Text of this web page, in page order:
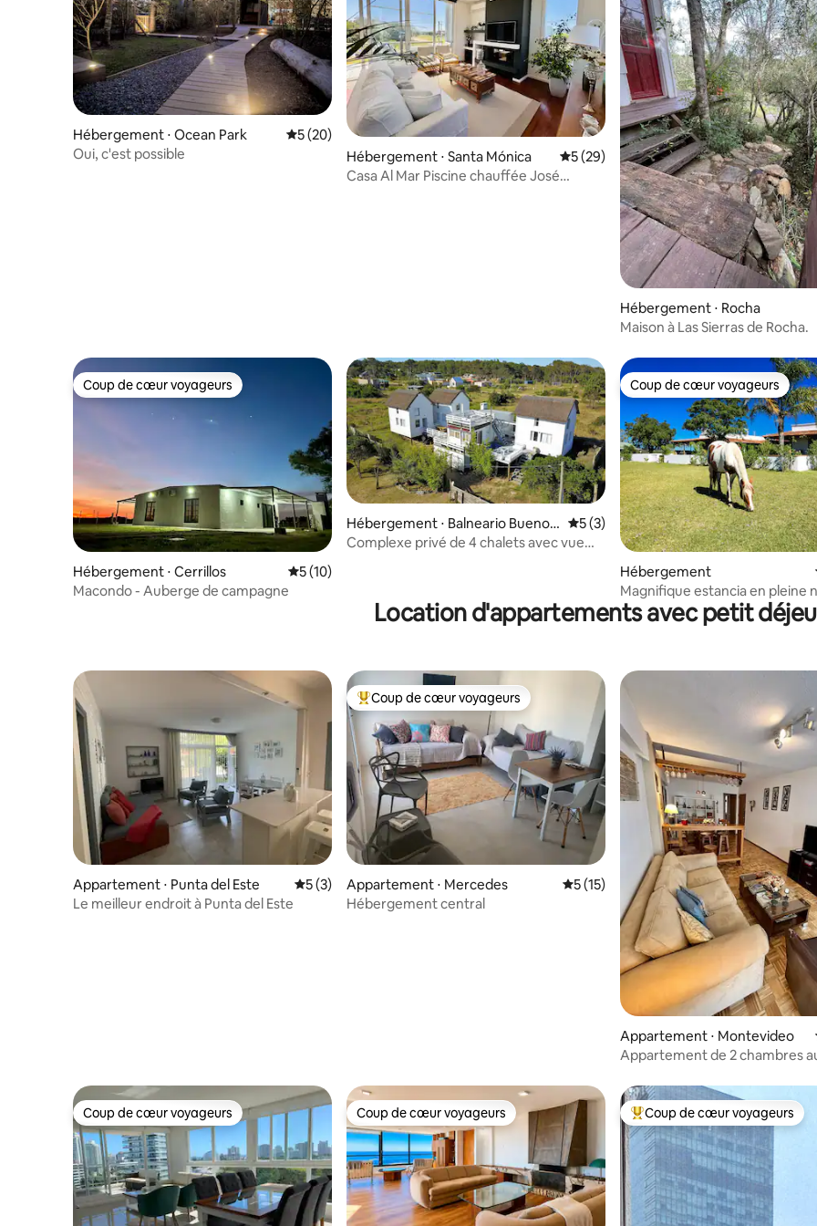
Hébergement ⋅ Ocean Park Évaluation moyenne sur la base de 20 commentaires : 5 sur 5
5 (20)
Oui, c'est possible
Hébergement ⋅ Santa Mónica Évaluation moyenne sur la base de 29
5 (29)
Casa Al Mar Piscine chauffée José
Hébergement ⋅ Rocha
Maison à Las Sierras de Rocha.
Coup de cœur voyageurs
Coup de cœur voyageurs
Hébergement ⋅ Cerrillos Évaluation moyenne sur la base de 10 commentaires : 5 sur 5
5 (10)
Macondo - Auberge de campagne
Hébergement ⋅ Balneario Buenos
Aires
Évaluation moyenne sur la base de 3
5 (3)
Complexe privé de 4 chalets avec vue
Coup de cœur voyageurs
Coup de cœur voyageurs
Hébergement
Magnifique estancia en pleine
Location d'appartements avec petit
Appartement ⋅ Punta del Este Évaluation moyenne sur la base de 3 commentaires : 5 sur 5
5 (3)
Le meilleur endroit à Punta del Este
Coups de cœur voyageurs les plus appréciés
Coup de cœur voyageurs
Appartement ⋅ Mercedes Évaluation moyenne sur la base de 15
5 (15)
Hébergement central
Appartement ⋅ Montevideo
Appartement de 2 chambres
Coup de cœur voyageurs
Coup de cœur voyageurs Coup de cœur voyageurs
Coup de cœur voyageurs Coups de cœur voyageurs les
Coup de cœur voyageurs